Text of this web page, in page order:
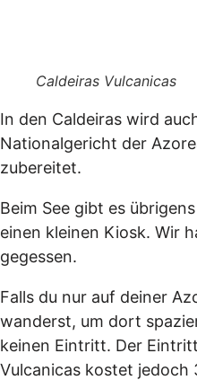
Caldeiras Vulcanicas
In den Caldeiras wird
Nationalgericht der
zubereitet.
Beim See gibt es
einen kleinen Kiosk. Wir
gegessen.
Falls du nur auf deiner
wanderst, um dort
keinen Eintritt. Der
Vulcanicas kostet jedoch